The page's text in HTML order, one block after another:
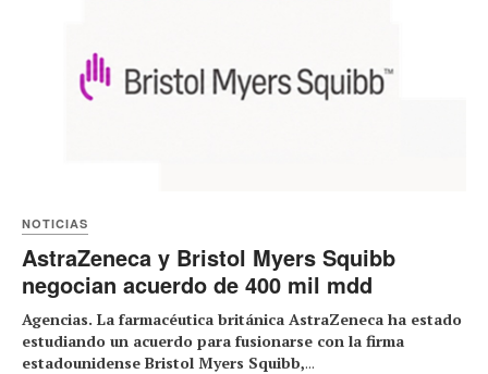
NOTICIAS
AstraZeneca y Bristol Myers Squibb
negocian acuerdo de 400 mil mdd
Agencias. La farmacéutica británica AstraZeneca ha estado
estudiando un acuerdo ⁠para fusionarse con la firma
estadounidense Bristol Myers Squibb,...